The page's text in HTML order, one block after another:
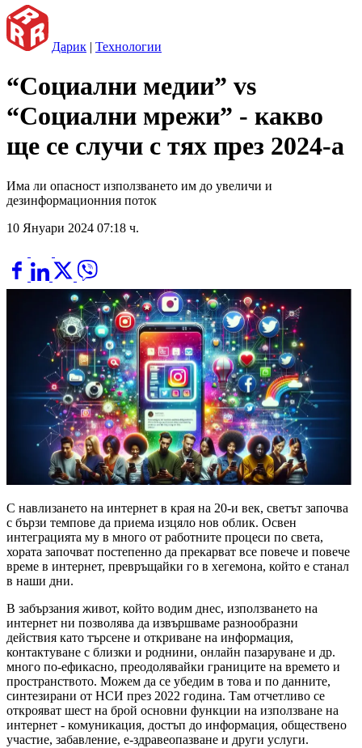
Дарик | Технологии
“Социални медии” vs
“Социални мрежи” - какво
ще се случи с тях през 2024-а
Има ли опасност използването им до увеличи и
дезинформационния поток
10 Януари 2024 07:18 ч.
С навлизането на интернет в края на 20-и век, светът започва
с бързи темпове да приема изцяло нов облик. Освен
интеграцията му в много от работните процеси по света,
хората започват постепенно да прекарват все повече и повече
време в интернет, превръщайки го в хегемона, който е станал
в наши дни.
В забързания живот, който водим днес, използването на
интернет ни позволява да извършваме разнообразни
действия като търсене и откриване на информация,
контактуване с близки и роднини, онлайн пазаруване и др.
много по-ефикасно, преодолявайки границите на времето и
пространството. Можем да се убедим в това и по данните,
синтезирани от НСИ през 2022 година. Там отчетливо се
открояват шест на брой основни функции на използване на
интернет - комуникация, достъп до информация, обществено
участие, забавление, е-здравеопазване и други услуги.